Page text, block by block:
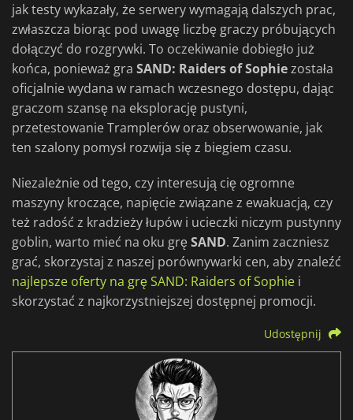
jak testy wykazały, że serwery wymagają dalszych prac,
zwłaszcza biorąc pod uwagę liczbę graczy próbujących
dołączyć do rozgrywki. To oczekiwanie dobiegło już
końca, ponieważ gra SAND: Raiders of Sophiezostała
oficjalnie wydana w ramach wczesnego dostępu, dając
graczom szansę na eksplorację pustyni,
przetestowanie Tramplerów oraz obserwowanie, jak
ten szalony pomysł rozwija się z biegiem czasu.
Niezależnie od tego, czy interesują cię ogromne
maszyny kroczące, napięcie związane z ewakuacją, czy
też radość z kradzieży łupów i ucieczki niczym pustynny
goblin, warto mieć na oku gręSAND. Zanim zaczniesz
grać, skorzystaj z naszej porównywarki cen, aby znaleźć
najlepsze oferty na grę SAND: Raiders of Sophie i
skorzystać z najkorzystniejszej dostępnej promocji.
Udostępnij